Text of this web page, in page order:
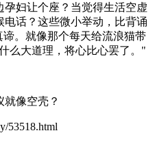
妇让个座？当觉得生活空虚
话？这些微小举动，比背诵
。就像那个每天给流浪猫带
么大道理，将心比心罢了。"
像空壳？
53518.html